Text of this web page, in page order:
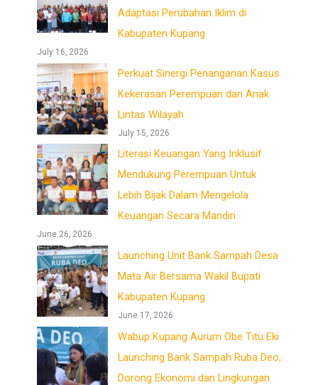
Adaptasi Perubahan Iklim di
Kabupaten Kupang
July 16, 2026
Perkuat Sinergi Penanganan Kasus
Kekerasan Perempuan dan Anak
Lintas Wilayah
July 15, 2026
Literasi Keuangan Yang Inklusif
Mendukung Perempuan Untuk
Lebih Bijak Dalam Mengelola
Keuangan Secara Mandiri
June 26, 2026
Launching Unit Bank Sampah Desa
Mata Air Bersama Wakil Bupati
Kabupaten Kupang
June 17, 2026
Wabup Kupang Aurum Obe Titu Eki
Launching Bank Sampah Ruba Deo,
Dorong Ekonomi dan Lingkungan